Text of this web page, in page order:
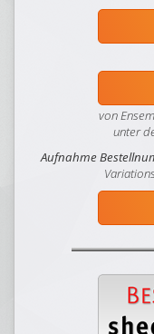
von
unter
Aufnahme